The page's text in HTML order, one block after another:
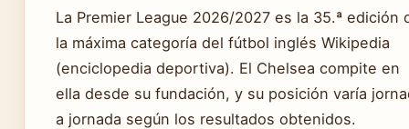
La Premier League 2026/2027 es la 35.ª edición
la máxima categoría del fútbol inglés Wikipedia
(enciclopedia deportiva). El Chelsea compite en
ella desde su fundación, y su posición varía
a jornada según los resultados obtenidos.